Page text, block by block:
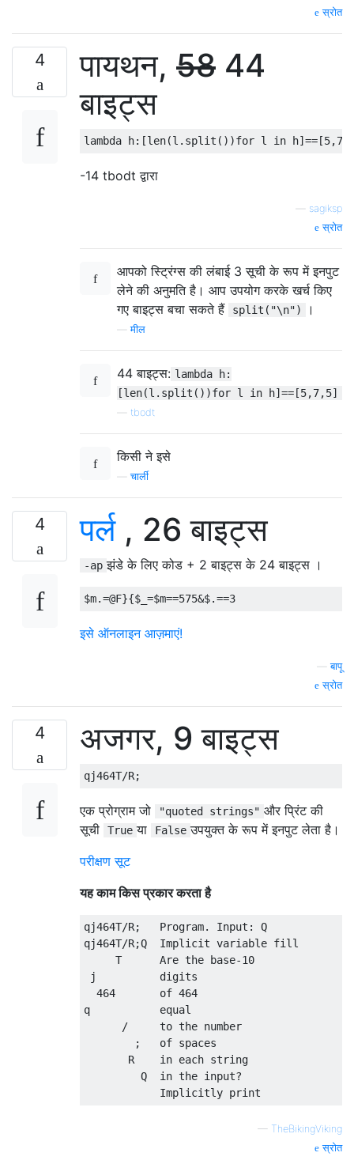
स्रोत
4 पायथन, 58 44
बाइट्स
-14 tbodt द्वारा
sagiksp
स्रोत
आपको स्ट्रिंग्स की लंबाई 3 सूची के रूप में इनपुट
लेने की अनुमति है। आप उपयोग करके खर्च किए
गए बाइट्स बचा सकते हैं
split("\n") ।
—मील
44 बाइट्स: lambda h:
[len(l.split())for l in h]==[5,7,5]
tbodt
किसी ने इसे
—चार्ली
4 पर्ल, 26 बाइट्स
-ap झंडे के लिए कोड + 2 बाइट्स के 24 बाइट्स ।
$m.=@F}{$_ =$m==575&$.==3
इसे ऑनलाइन आज़माएं!
—बापू
स्रोत
4 अजगर, 9 बाइट्स
एक प्रोग्राम जो "quoted strings" और प्रिंट की
सूची
True या False उपयुक्त के रूप में इनपुट लेता है।
परीक्षण सूट
यह काम किस प्रकार करता है
qj464T/R;   Program. Input: Q
qj464T/R;Q  Implicit variable fill
     T      Are the base-10
j          digits
  464       of 464
q           equal
      /     to the number
        ;   of spaces
       R    in each string
         Q  in the input?
— TheBikingViking
स्रोत